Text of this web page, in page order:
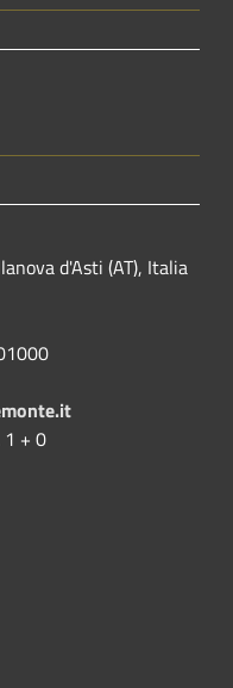
d'Asti (AT), Italia
+ 0